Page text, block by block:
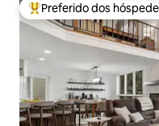
Entre os melhores
Preferido dos